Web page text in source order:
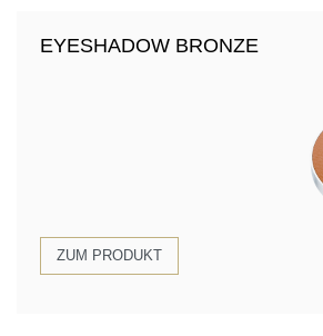
EYESHADOW BRONZE
ZUM PRODUKT